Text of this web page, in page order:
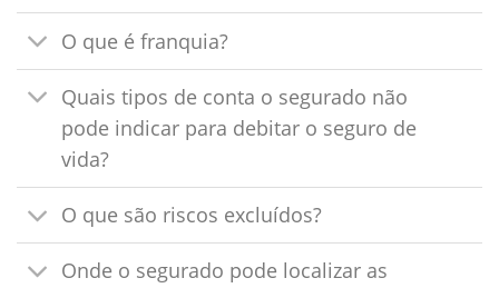
O que é franquia?
Quais tipos de conta o segurado não
pode indicar para debitar o seguro de
vida?
O que são riscos excluídos?
Onde o segurado pode localizar as